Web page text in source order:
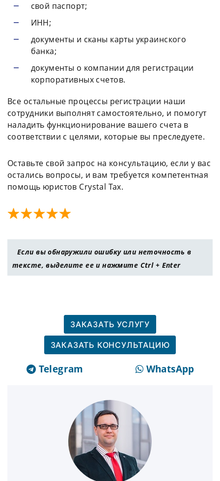
свой паспорт;
ИНН;
документы и сканы карты украинского
банка;
документы о компании для регистрации
корпоративных счетов.
Все остальные процессы регистрации наши
сотрудники выполнят самостоятельно, и помогут
наладить функционирование вашего счета в
соответствии с целями, которые вы преследуете.
Оставьте свой запрос на консультацию, если у вас
остались вопросы, и вам требуется компетентная
помощь юристов Crystal Tax.
Если вы обнаружили ошибку или неточность в
тексте, выделите ее и нажмите Ctrl + Enter
ЗАКАЗАТЬ УСЛУГУ
ЗАКАЗАТЬ КОНСУЛЬТАЦИЮ
Telegram WhatsApp